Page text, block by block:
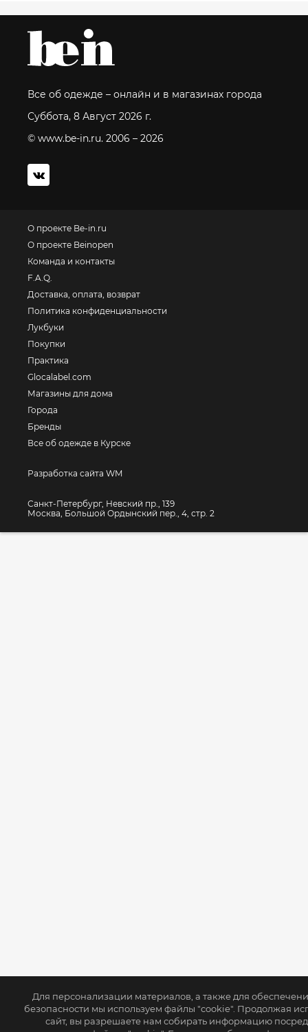
Для персонализации материалов, а также для
безопасности мы используем файлы "cookie". Продолжая
сайт, вы разрешаете нам собирать информацию
Все об одежде – онлайн и в магазинах города
Суббота, 8 Август 2026 г.
© www.be-in.ru. 2006 – 2026
О проекте Be-in.ru
О проекте Beinopen
Команда и контакты
F.A.Q.
Доставка, оплата, возврат
Политика конфиденциальности
Лукбуки
Покупки
Практика
Glocalabel.com
Магазины для дома
Города
Бренды
Все об одежде в Курске
Разработка сайта WM
Санкт-Петербург, Невский пр., 139
Москва, Большой Ордынский пер., 4, стр. 2